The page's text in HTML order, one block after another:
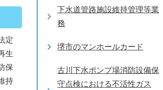
定
生
保
持
下水道管路施設維持管理等業
務
堺市のマンホールカード
古川下水ポンプ場消防設備保
守点検における不活性ガス